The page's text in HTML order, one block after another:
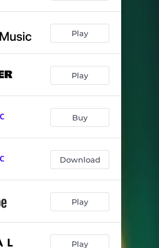
Play
Play
Buy
Download
Play
Play